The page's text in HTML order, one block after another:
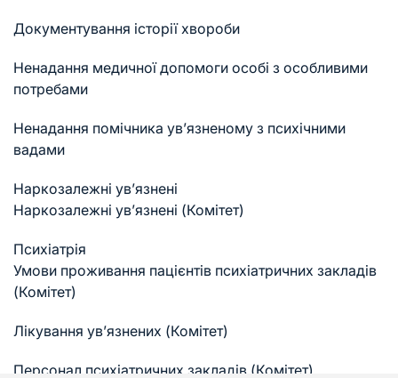
Документування історії хвороби
Ненадання медичної допомоги особі з особливими
потребами
Ненадання помічника ув’язненому з психічними
вадами
Наркозалежні ув’язнені
Наркозалежні ув’язнені (Комітет)
Психіатрія
Умови проживання пацієнтів психіатричних закладів
(Комітет)
Лікування ув’язнених (Комітет)
Персонал психіатричних закладів (Комітет)